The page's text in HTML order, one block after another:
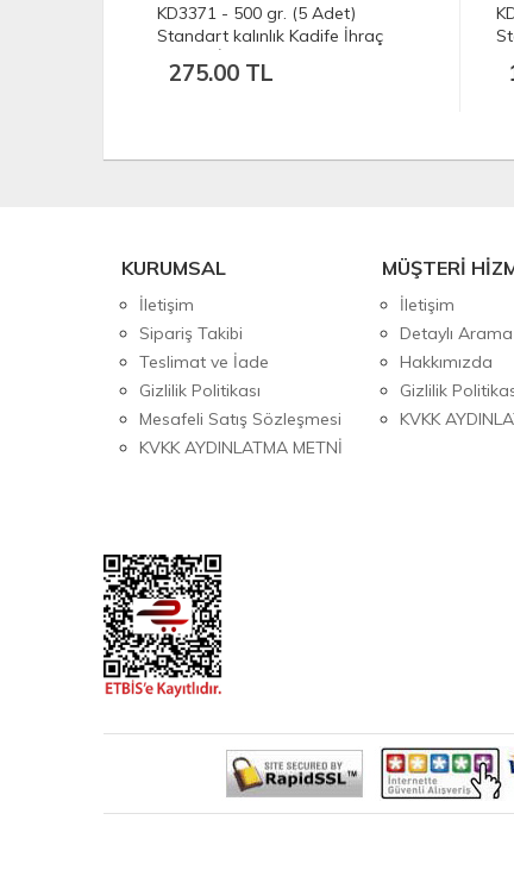
KD3371 - 500 gr. (5 Adet)
Standart kalınlık Kadife İhraç
275.00 TL
KURUMSAL
İletişim
Sipariş Takibi
Teslimat ve İade
Gizlilik Politikası
Mesafeli Satış Sözleşmesi
KVKK AYDINLATMA METNİ
MÜŞTERİ
İletişim
Detaylı Arama
Hakkımızda
Gizlilik
KVKK